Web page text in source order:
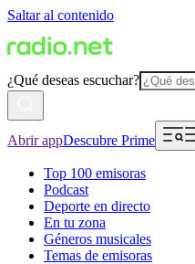
Saltar al contenido
¿Qué deseas escuchar?
Abrir appDescubre Prime
Top 100 emisoras
Podcast
Deporte en directo
En tu zona
Géneros musicales
Temas de emisoras